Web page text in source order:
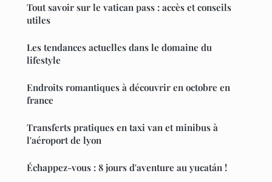
Tout savoir sur le vatican pass : accès et conseils
utiles
Les tendances actuelles dans le domaine du
lifestyle
Endroits romantiques à découvrir en octobre en
france
Transferts pratiques en taxi van et minibus à
l'aéroport de lyon
Échappez-vous : 8 jours d'aventure au yucatán !